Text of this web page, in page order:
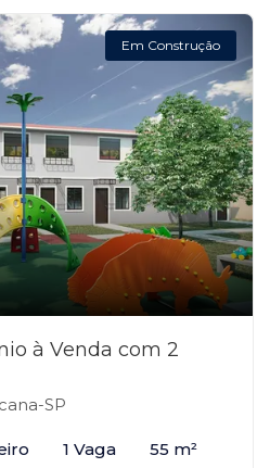
Em Construção
à Venda com 2
SP
1 Vaga 55 m²